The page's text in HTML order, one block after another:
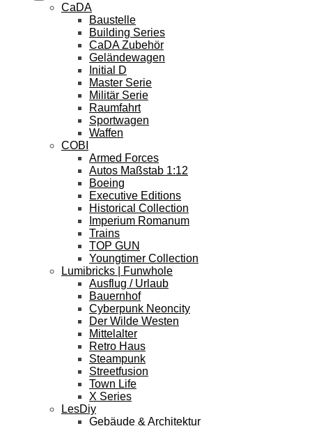
CaDA
Baustelle
Building Series
CaDA Zubehör
Geländewagen
Initial D
Master Serie
Militär Serie
Raumfahrt
Sportwagen
Waffen
COBI
Armed Forces
Autos Maßstab 1:12
Boeing
Executive Editions
Historical Collection
Imperium Romanum
Trains
TOP GUN
Youngtimer Collection
Lumibricks | Funwhole
Ausflug / Urlaub
Bauernhof
Cyberpunk Neoncity
Der Wilde Westen
Mittelalter
Retro Haus
Steampunk
Streetfusion
Town Life
X Series
LesDiy
Gebäude & Architektur